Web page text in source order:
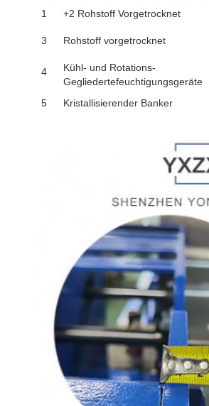
1 +2 Rohstoff Vorgetrocknet
3 Rohstoff vorgetrocknet
4
Kühl- und Rotations-
Gegliedertefeuchtigungsgeräte
5 Kristallisierender Banker